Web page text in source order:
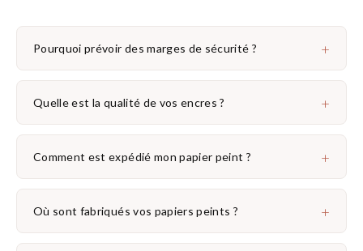
Pourquoi prévoir des marges de sécurité ? +
Quelle est la qualité de vos encres ? +
Comment est expédié mon papier peint ? +
Où sont fabriqués vos papiers peints ? +